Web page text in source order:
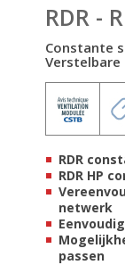
RDR -
Constante
RDR
RDR HP
netwerk
passen